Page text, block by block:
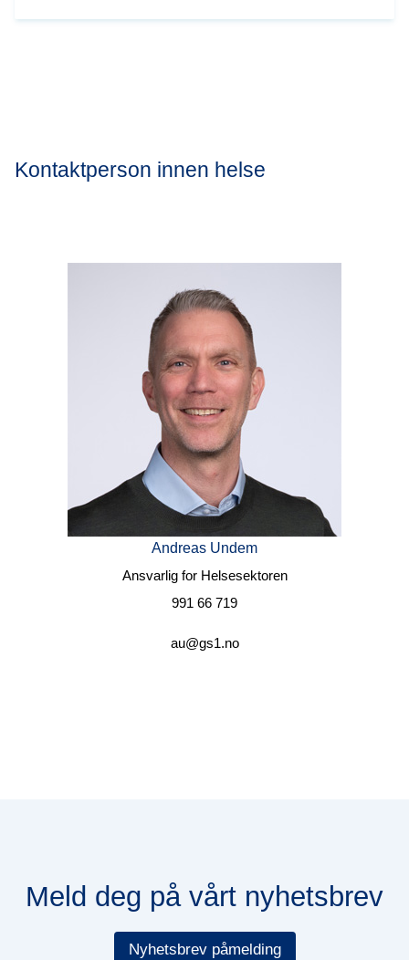
Kontaktperson innen helse
Andreas Undem
Ansvarlig for Helsesektoren
991 66 719
au@gs1.no
Meld deg på vårt nyhetsbrev
Nyhetsbrev påmelding